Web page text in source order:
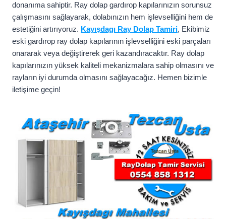
donanıma sahiptir. Ray dolap gardırop kapılarınızın sorunsuz
çalışmasını sağlayarak, dolabınızın hem işlevselliğini hem de
estetiğini artırıyoruz. Kayışdagı Ray Dolap Tamiri, Ekibimiz
eski gardırop ray dolap kapılarının işlevselliğini eski parçaları
onararak veya değiştirerek geri kazandıracaktır. Ray dolap
kapılarınızın yüksek kaliteli mekanizmalara sahip olmasını ve
rayların iyi durumda olmasını sağlayacağız. Hemen bizimle
iletişime geçin!